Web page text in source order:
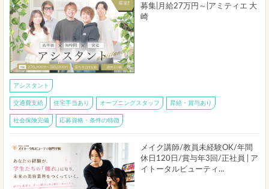
募集|月給27万円～|アミティエ 大
崎
アシスタント
交通費支給 住宅手当あり オープニングスタッフ 昇給・賞与あり
社会保険完備 応募資格・条件の特徴
メイク講師/教員未経験OK/年間
休日120日/賞与年3回/正社員 | ア
イトータルビューティ…